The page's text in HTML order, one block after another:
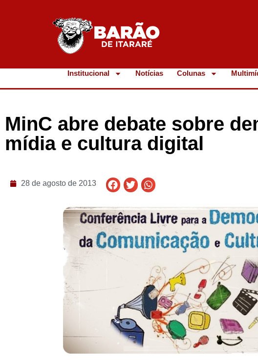
Institucional Notícias Colunas
MinC abre debate sobre
mídia e cultura digital
28 de agosto de 2013